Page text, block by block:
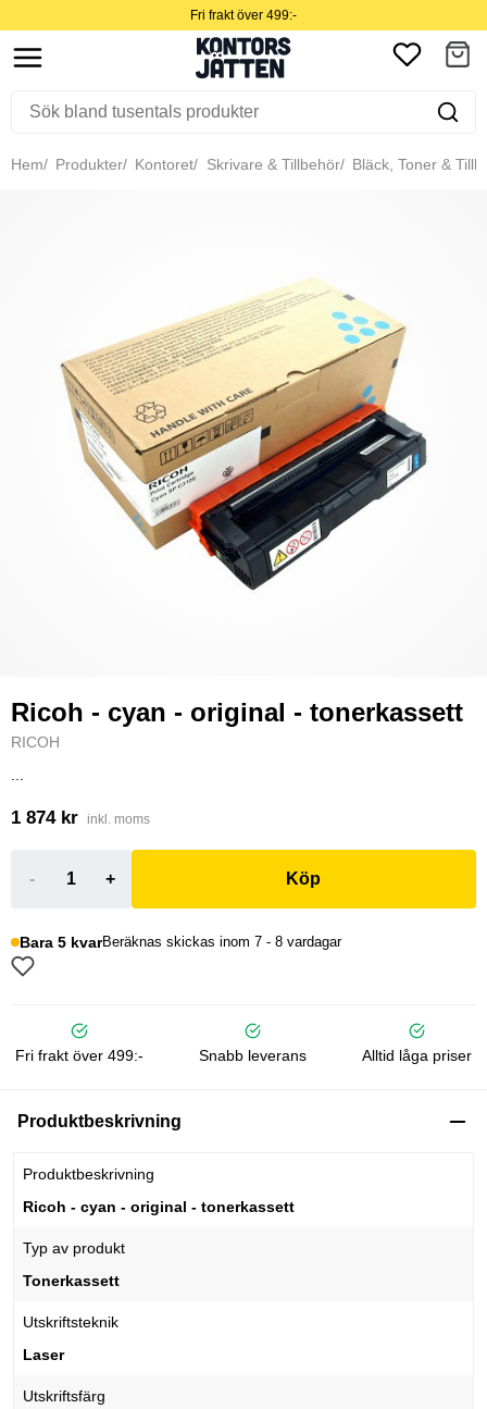
Fri frakt över 499:-
Hem Produkter Kontoret Skrivare & Tillbehör Bläck, Toner &
Ricoh - cyan - original - tonerkassett
RICOH
1 874 kr inkl. moms
- + Köp
Bara 5 kvarBeräknas skickas inom 7 - 8 vardagar
Fri frakt över 499:- Snabb leverans Alltid låga priser
Produktbeskrivning
Produktbeskrivning
Ricoh - cyan - original - tonerkassett
Typ av produkt
Tonerkassett
Utskriftsteknik
Laser
Utskriftsfärg